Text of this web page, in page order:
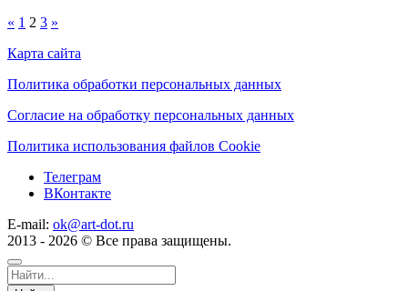
« 1 2 3 »
Карта сайта
Политика обработки персональных данных
Согласие на обработку персональных данных
Политика использования файлов Cookie
Телеграм
ВКонтакте
E-mail: ok@art-dot.ru
2013 - 2026 © Все права защищены.